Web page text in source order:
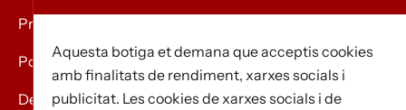
Privacitat
Política de Cookies
Devolució de mercaderies
Aquesta botiga et demana que acceptis cookies
amb finalitats de rendiment, xarxes socials i
publicitat. Les cookies de xarxes socials i de